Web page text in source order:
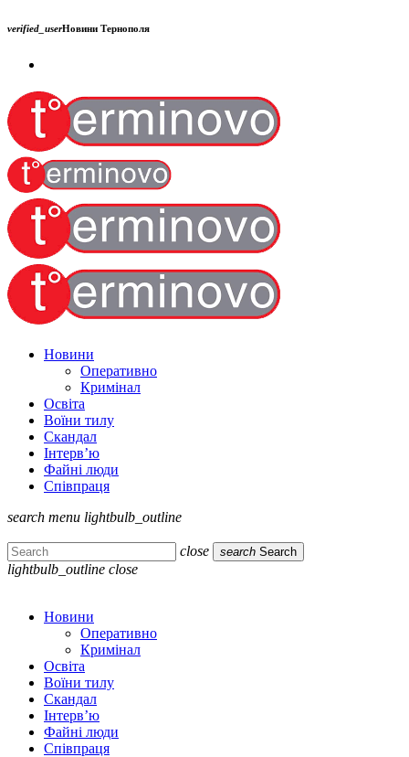
verified_userНовини Тернополя
Новини
Оперативно
Кримінал
Освіта
Воїни тилу
Скандал
Інтерв’ю
Файні люди
Співпраця
search menu lightbulb_outline
close search Search
lightbulb_outline close
Новини
Оперативно
Кримінал
Освіта
Воїни тилу
Скандал
Інтерв’ю
Файні люди
Співпраця